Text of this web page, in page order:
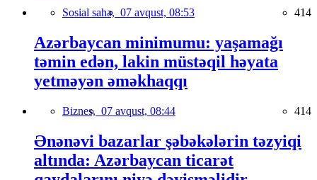
Sosial sahə, 07 avqust, 08:53 414
Azərbaycan minimumu: yaşamağı
təmin edən, lakin müstəqil həyata
yetməyən əməkhaqqı
Biznes, 07 avqust, 08:44 414
Ənənəvi bazarlar şəbəkələrin təzyiqi
altında: Azərbaycan ticarət